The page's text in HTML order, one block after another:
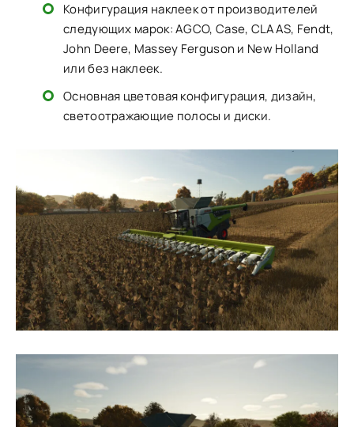
Конфигурация наклеек от производителей
следующих марок: AGCO, Case, CLAAS, Fendt,
John Deere, Massey Ferguson и New Holland
или без наклеек.
Основная цветовая конфигурация, дизайн,
светоотражающие полосы и диски.